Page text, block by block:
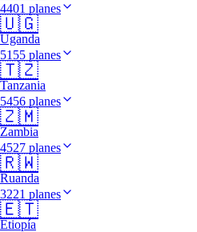
4401 planes
🇺🇬
Uganda
5155 planes
🇹🇿
Tanzania
5456 planes
🇿🇲
Zambia
4527 planes
🇷🇼
Ruanda
3221 planes
🇪🇹
Etiopía